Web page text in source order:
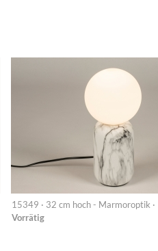
15349 · 32 cm hoch - Marmoroptik ·
Vorrätig